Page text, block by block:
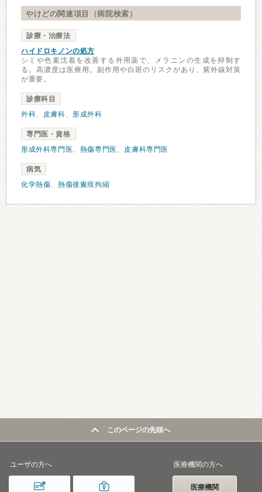
やけどの関連項目（病院検索）
診療・治療法
ハイドロキノンの処方
シミや色素沈着を改善する外用薬で、メラニンの生成を抑制す
る。高濃度は医療用。副作用や白斑のリスクがあり、紫外線対策
が重要。
診療科目
外科、 皮膚科、形成外科
専門医・資格
形成外科専門医、 熱傷専門医 、 皮膚科専門医
病気
化学熱傷、熱傷後瘢痕拘縮
このページの先頭へ
ユーザの方へ 医療機関の方へ
医療機関